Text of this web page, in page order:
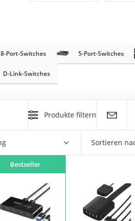
8-Port-Switches 5-Port-Switches
D-Link-Switches
Produkte filtern
Sortieren
Bestseller